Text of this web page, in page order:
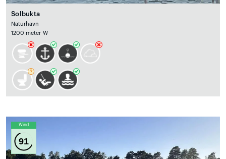
Solbukta
Naturhavn
1200 meter W
Wind
91